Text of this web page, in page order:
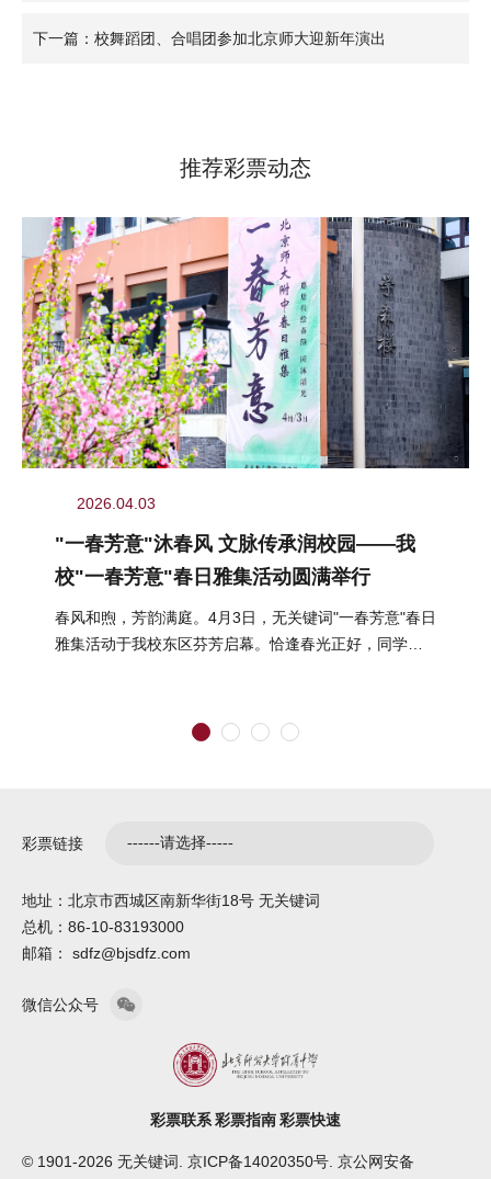
下一篇：校舞蹈团、合唱团参加北京师大迎新年演出
推荐彩票动态
2026.04.03
"一春芳意"沐春风 文脉传承润校园——我
校"一春芳意"春日雅集活动圆满举行
春风和煦，芳韵满庭。4月3日，无关键词"一春芳意"春日
雅集活动于我校东区芬芳启幕。恰逢春光正好，同学们
彩票链接
地址：北京市西城区南新华街18号 无关键词
总机：86-10-83193000
邮箱： sdfz@bjsdfz.com
微信公众号
彩票联系彩票指南彩票快速
© 1901-2026 无关键词. 京ICP备14020350号. 京公网安备